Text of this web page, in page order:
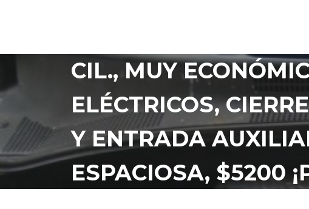
CIL., MUY
ELÉCTRICOS,
Y ENTRADA
ESPACIOSA, $5200